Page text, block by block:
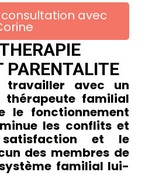
consultation avec
PARENTALITE
travailler avec un
thérapeute familial
le fonctionnement
les conflits et
et le
des membres de
familial lui-